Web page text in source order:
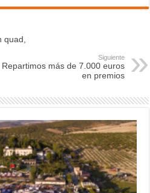
quad,
Siguiente
Repartimos más de 7.000 euros
en premios